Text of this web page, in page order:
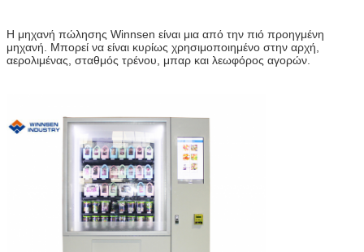
Η μηχανή πώλησης Winnsen είναι μια από την πιό προηγμένη
μηχανή. Μπορεί να είναι κυρίως χρησιμοποιημένο στην αρχή,
αερολιμένας, σταθμός τρένου, μπαρ και λεωφόρος αγορών.